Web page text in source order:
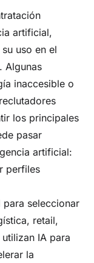
artificial,
uso en el
Algunas
inaccesible o
los principales
pasar
artificial:
perfiles
para seleccionar
retail,
IA para
la